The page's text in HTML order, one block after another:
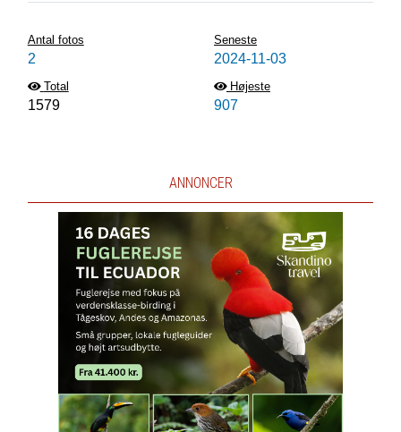
Antal fotos
2
Seneste
2024-11-03
Total
1579
Højeste
907
ANNONCER